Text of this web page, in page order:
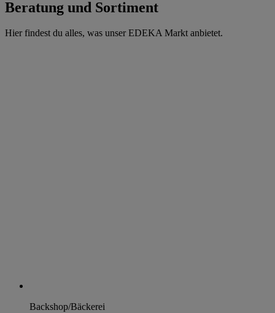
Beratung und Sortiment
Hier findest du alles, was unser EDEKA Markt anbietet.
Backshop/Bäckerei